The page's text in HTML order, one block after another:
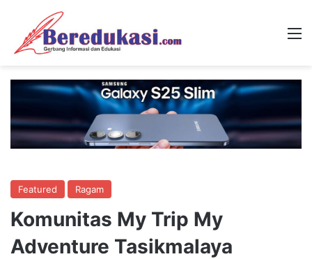
Featured Ragam
Komunitas My Trip My
Adventure Tasikmalaya